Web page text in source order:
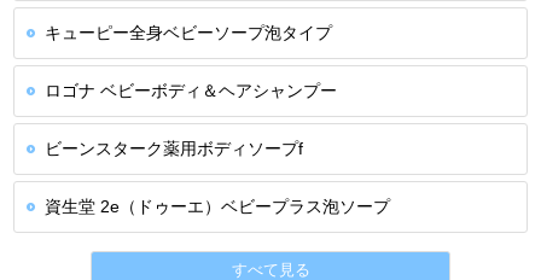
キューピー全身ベビーソープ泡タイプ
ロゴナ ベビーボディ＆ヘアシャンプー
ビーンスターク薬用ボディソープf
資生堂 2e（ドゥーエ）ベビープラス泡ソープ
すべて見る